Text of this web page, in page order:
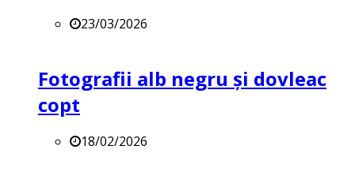
23/03/2026
Fotografii alb negru și dovleac
copt
18/02/2026